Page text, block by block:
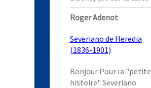
Roger Adenot
Severiano de Heredia
(1836-1901)
Bonjour Pour la "petite
histoire" Severiano